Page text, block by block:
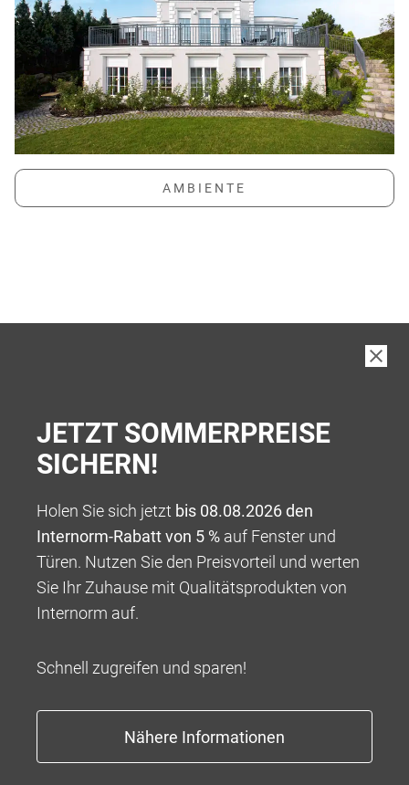
Entscheidung noch ein bisschen leichter zu machen,
haben wir hier 6 gute Gründe für Internorm
EUROPAS FENSTERMARKE NR. 1
JETZT SOMMERPREISE
SICHERN!
Holen Sie sich jetzt bis 08.08.2026 den
Internorm-Rabatt von 5 % auf Fenster und
Türen. Nutzen Sie den Preisvorteil und werten
Sie Ihr Zuhause mit Qualitätsprodukten von
Internorm auf.
Schnell zugreifen und sparen!